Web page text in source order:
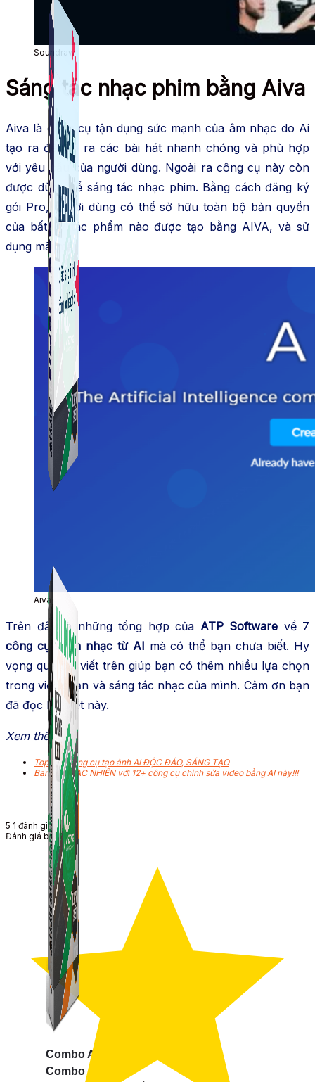
App ghi hình tự động quy trình đóng gói hàng hoá
Shopee, Lazada, Tiktokshop
thoại.
Combo ATP
Simple Replay
Combo ATP Mobile
Soundraw
Sáng tác nhạc phim bằng Aiva
Aiva là công cụ tận dụng sức mạnh của âm nhạc do Ai
tạo ra để tạo ra các bài hát nhanh chóng và phù hợp
với yêu cầu của người dùng. Ngoài ra công cụ này còn
được dùng để sáng tác nhạc phim. Bằng cách đăng ký
gói Pro, người dùng có thể sở hữu toàn bộ bản quyền
của bất kỳ tác phẩm nào được tạo bằng AIVA, và sử
dụng mãi mãi.
Aiva
Trên đây là những tổng hợp của ATP Software về 7
công cụ soạn nhạc từ AI mà có thể bạn chưa biết. Hy
vọng qua bài viết trên giúp bạn có thêm nhiều lựa chọn
trong việc soạn và sáng tác nhạc của mình. Cảm ơn bạn
đã đọc bài viết này.
Xem thêm
Top 10+ công cụ tạo ảnh AI ĐỘC ĐÁO, SÁNG TẠO
Bạn sẽ NGẠC NHIÊN với 12+ công cụ chỉnh sửa video bằng AI này!!!
5 1 đánh giá
Đánh giá bài viết